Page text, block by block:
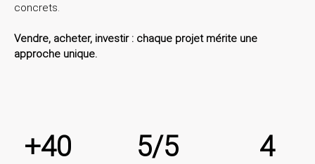
concrets.
Vendre, acheter, investir : chaque projet mérite une
approche unique.
+40 5/5 4